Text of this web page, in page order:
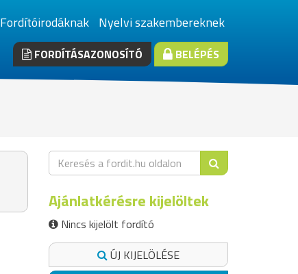
Fordítóirodáknak Nyelvi szakembereknek
FORDÍTÁSAZONOSÍTÓ BELÉPÉS
Ajánlatkérésre kijelöltek
Nincs kijelölt fordító
ÚJ KIJELÖLÉSE